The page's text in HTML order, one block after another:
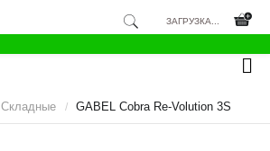
ЗАГРУЗКА...
Складные / GABEL Cobra Re-Volution 3S